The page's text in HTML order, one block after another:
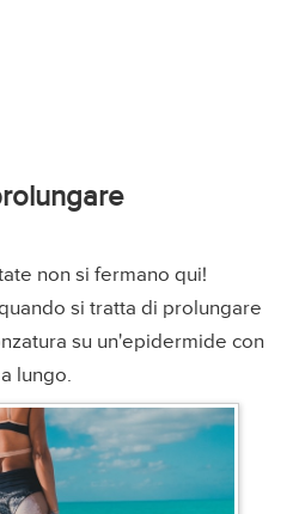
non si fermano qui!
si tratta di prolungare
su un'epidermide con
lungo.